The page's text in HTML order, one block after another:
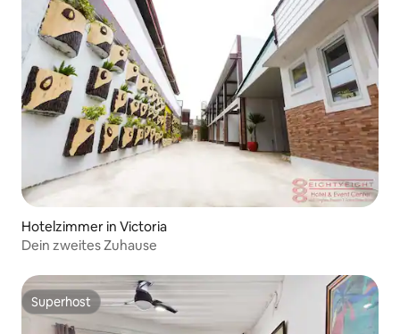
Hotelzimmer in Victoria
Dein zweites Zuhause
Superhost
Superhost